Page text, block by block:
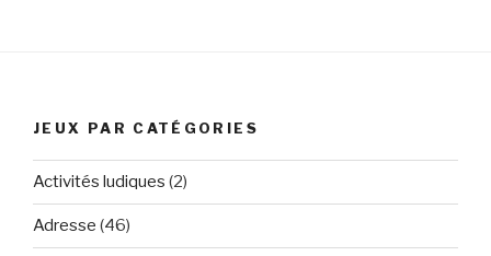
JEUX PAR CATÉGORIES
Activités ludiques (2)
Adresse (46)